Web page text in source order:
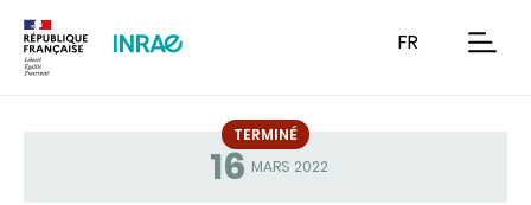
FR
16 MARS 2022
Statut
TERMINÉ